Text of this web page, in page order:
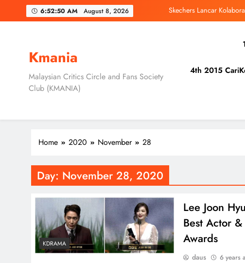
6:52:51 AM August 8, 2026
Skechers Lancar
Jung Hae In dan Ha
Skechers Lancar
Kmania
Malaysian Critics Circle and Fans Society
Club (KMANIA)
4th 2015
Home 2020 November 28
Day: November 28, 2020
KDRAMA
Lee Joon
Best Actor
Awards
daus 6 years